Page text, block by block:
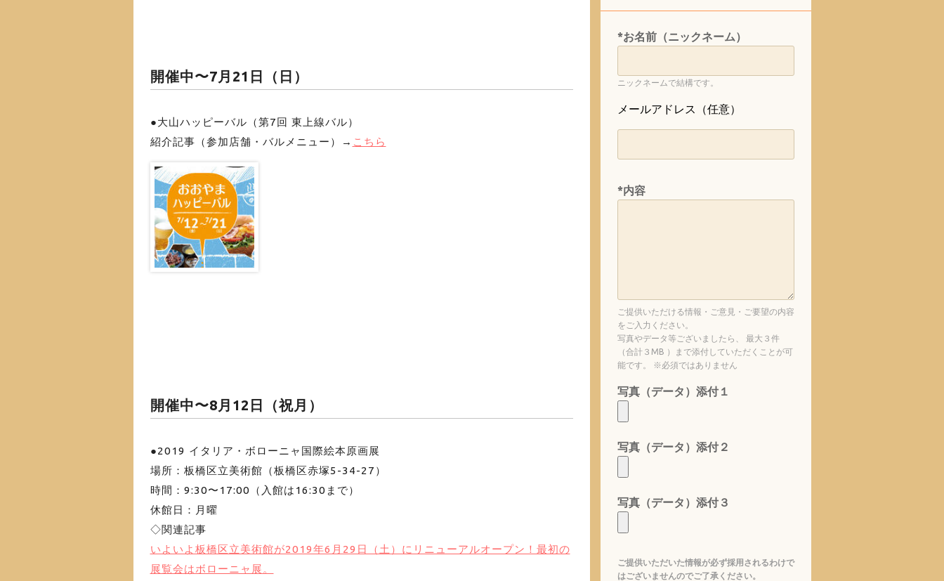
開催中〜7月21日（日）
●大山ハッピーバル（第7回 東上線バル）
紹介記事（参加店舗・バルメニュー）→ こちら
開催中〜8月12日（祝月）
●2019 イタリア・ボローニャ国際絵本原画展
場所：板橋区立美術館（板橋区赤塚5-34-27）
時間：9:30〜17:00（入館は16:30まで）
休館日：月曜
◇関連記事
いよいよ板橋区立美術館が2019年6月29日（土）にリニューアルオープン！最初の
展覧会はボローニャ展。
*お名前（ニックネーム）
ニックネームで結構です。
メールアドレス（任意）
*内容
ご提供いただける情報・ご意見・ご要望の内容
をご入力ください。
写真やデータ等ございましたら、 最大３件
（合計３MB ）まで添付していただくことが可
能です。 ※必須ではありません
写真（データ）添付１
写真（データ）添付２
写真（データ）添付３
ご提供いただいた情報が必ず採用されるわけで
はございませんのでご了承ください。